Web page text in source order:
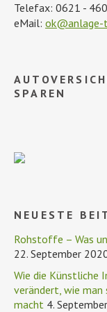
Telefax: 0621 -
eMail: ok@anlage-
SPAREN
NEUESTE
Rohstoffe – Was
22. September
Wie die Künstliche
verändert, wie
macht 4.